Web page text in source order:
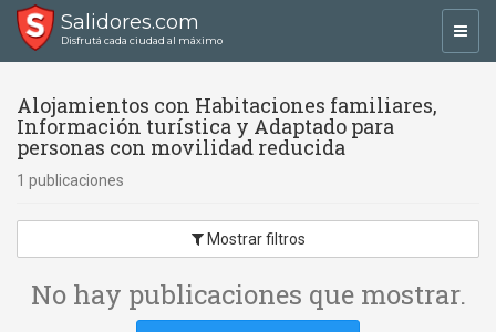
Salidores.com
Disfrutá cada ciudad al máximo
Alojamientos con Habitaciones familiares,
Información turística y Adaptado para
personas con movilidad reducida
1 publicaciones
Mostrar filtros
No hay publicaciones que mostrar.